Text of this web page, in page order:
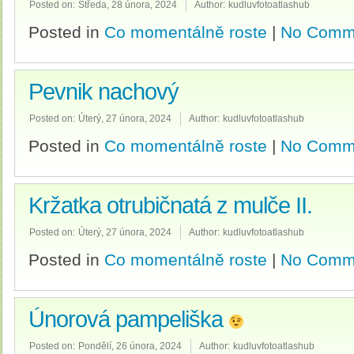
Posted on: Středa, 28 února, 2024 Author: kudluvfotoatlashub
Posted in Co momentálně roste | No
Pevnik nachový
Posted on: Úterý, 27 února, 2024 Author: kudluvfotoatlashub
Posted in Co momentálně roste | No
Kržatka otrubičnatá z mulče II.
Posted on: Úterý, 27 února, 2024 Author: kudluvfotoatlashub
Posted in Co momentálně roste | No
Únorová pampeliška
Posted on: Pondělí, 26 února, 2024 Author: kudluvfotoatlashub